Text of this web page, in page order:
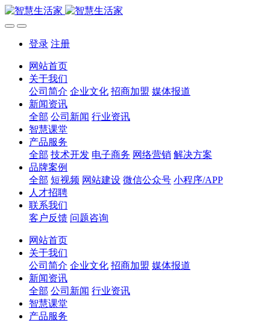
登录 注册
网站首页
关于我们
公司简介 企业文化 招商加盟 媒体报道
新闻资讯
全部 公司新闻 行业资讯
智慧课堂
产品服务
全部 技术开发 电子商务 网络营销 解决方案
品牌案例
全部 短视频 网站建设 微信公众号 小程序/APP
人才招聘
联系我们
客户反馈 问题咨询
网站首页
关于我们
公司简介 企业文化 招商加盟 媒体报道
新闻资讯
全部 公司新闻 行业资讯
智慧课堂
产品服务